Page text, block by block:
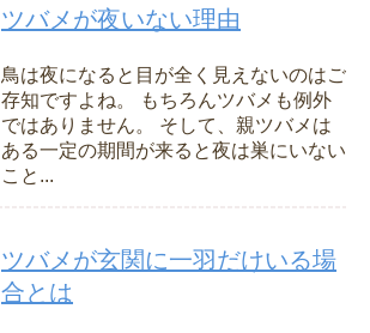
ツバメが夜いない理由
鳥は夜になると目が全く見えないのはご
存知ですよね。 もちろんツバメも例外
ではありません。 そして、親ツバメは
ある一定の期間が来ると夜は巣にいない
こと...
ツバメが玄関に一羽だけいる場
合とは